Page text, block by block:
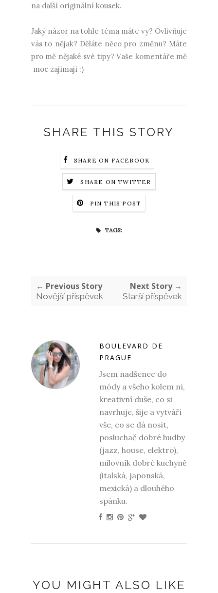
na další originální kousek.
Jaký názor na tohle téma máte vy? Ovlivňuje
vás to nějak? Děláte něco pro změnu? Máte
pro mě nějaké své tipy? Vaše komentáře mě
moc zajímají :)
SHARE THIS STORY
SHARE ON FACEBOOK
SHARE ON TWITTER
PIN THIS POST
TAGS:
← Previous Story
Novější příspěvek
Next Story →
Starší příspěvek
BOULEVARD DE
PRAGUE
Jsem nadšenec do
módy a všeho kolem ní,
kreativní duše, co si
navrhuje, šije a vytváří
vše, co se dá nosit,
posluchač dobré hudby
(jazz, house, elektro),
milovník dobré kuchyně
(italská, japonská,
mexická) a dlouhého
spánku.
YOU MIGHT ALSO LIKE